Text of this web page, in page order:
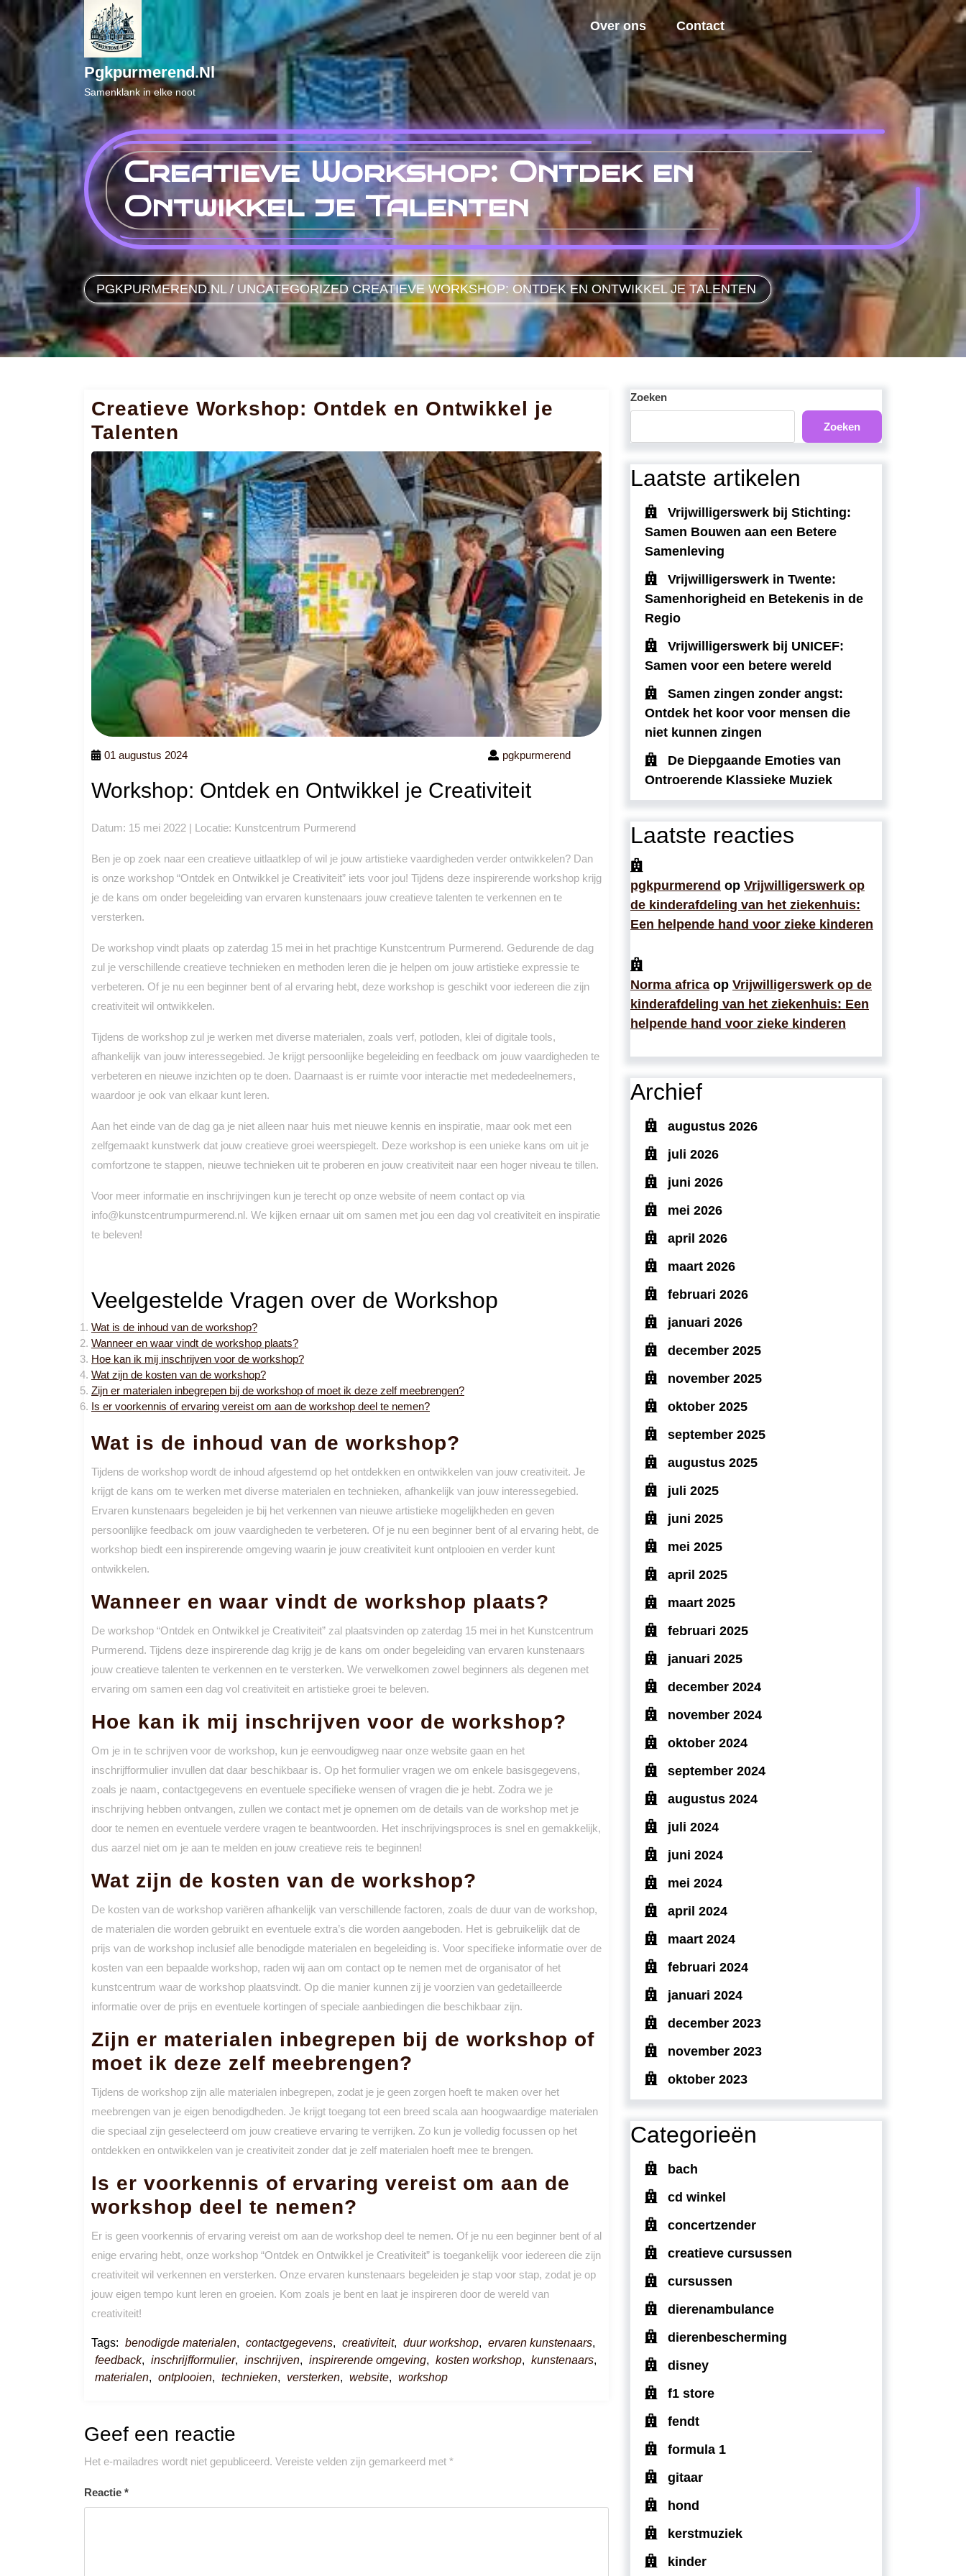
inhoud
Pgkpurmerend.nl
Samenklank in elke noot
Over ons Contact
Creatieve Workshop: Ontdek en
Ontwikkel je Talenten
PGKPURMEREND.NL / UNCATEGORIZEDCREATIEVE WORKSHOP: ONTDEK EN ONTWIKKEL JE TALENTEN
Creatieve Workshop: Ontdek en Ontwikkel je
Talenten
01 augustus 2024 pgkpurmerend
Workshop: Ontdek en Ontwikkel je Creativiteit
Datum: 15 mei 2022 | Locatie: Kunstcentrum Purmerend
Ben je op zoek naar een creatieve uitlaatklep of wil je jouw artistieke vaardigheden verder ontwikkelen? Dan
is onze workshop “Ontdek en Ontwikkel je Creativiteit” iets voor jou! Tijdens deze inspirerende workshop krijg
je de kans om onder begeleiding van ervaren kunstenaars jouw creatieve talenten te verkennen en te
versterken.
De workshop vindt plaats op zaterdag 15 mei in het prachtige Kunstcentrum Purmerend. Gedurende de dag
zul je verschillende creatieve technieken en methoden leren die je helpen om jouw artistieke expressie te
verbeteren. Of je nu een beginner bent of al ervaring hebt, deze workshop is geschikt voor iedereen die zijn
creativiteit wil ontwikkelen.
Tijdens de workshop zul je werken met diverse materialen, zoals verf, potloden, klei of digitale tools,
afhankelijk van jouw interessegebied. Je krijgt persoonlijke begeleiding en feedback om jouw vaardigheden te
verbeteren en nieuwe inzichten op te doen. Daarnaast is er ruimte voor interactie met mededeelnemers,
waardoor je ook van elkaar kunt leren.
Aan het einde van de dag ga je niet alleen naar huis met nieuwe kennis en inspiratie, maar ook met een
zelfgemaakt kunstwerk dat jouw creatieve groei weerspiegelt. Deze workshop is een unieke kans om uit je
comfortzone te stappen, nieuwe technieken uit te proberen en jouw creativiteit naar een hoger niveau te tillen.
Voor meer informatie en inschrijvingen kun je terecht op onze website of neem contact op via
info@kunstcentrumpurmerend.nl. We kijken ernaar uit om samen met jou een dag vol creativiteit en inspiratie
te beleven!
Veelgestelde Vragen over de Workshop
Wat is de inhoud van de workshop?
Wanneer en waar vindt de workshop plaats?
Hoe kan ik mij inschrijven voor de workshop?
Wat zijn de kosten van de workshop?
Zijn er materialen inbegrepen bij de workshop of moet ik deze zelf meebrengen?
Is er voorkennis of ervaring vereist om aan de workshop deel te nemen?
Wat is de inhoud van de workshop?
Tijdens de workshop wordt de inhoud afgestemd op het ontdekken en ontwikkelen van jouw creativiteit. Je
krijgt de kans om te werken met diverse materialen en technieken, afhankelijk van jouw interessegebied.
Ervaren kunstenaars begeleiden je bij het verkennen van nieuwe artistieke mogelijkheden en geven
persoonlijke feedback om jouw vaardigheden te verbeteren. Of je nu een beginner bent of al ervaring hebt, de
workshop biedt een inspirerende omgeving waarin je jouw creativiteit kunt ontplooien en verder kunt
ontwikkelen.
Wanneer en waar vindt de workshop plaats?
De workshop “Ontdek en Ontwikkel je Creativiteit” zal plaatsvinden op zaterdag 15 mei in het Kunstcentrum
Purmerend. Tijdens deze inspirerende dag krijg je de kans om onder begeleiding van ervaren kunstenaars
jouw creatieve talenten te verkennen en te versterken. We verwelkomen zowel beginners als degenen met
ervaring om samen een dag vol creativiteit en artistieke groei te beleven.
Hoe kan ik mij inschrijven voor de workshop?
Om je in te schrijven voor de workshop, kun je eenvoudigweg naar onze website gaan en het
inschrijfformulier invullen dat daar beschikbaar is. Op het formulier vragen we om enkele basisgegevens,
zoals je naam, contactgegevens en eventuele specifieke wensen of vragen die je hebt. Zodra we je
inschrijving hebben ontvangen, zullen we contact met je opnemen om de details van de workshop met je
door te nemen en eventuele verdere vragen te beantwoorden. Het inschrijvingsproces is snel en gemakkelijk,
dus aarzel niet om je aan te melden en jouw creatieve reis te beginnen!
Wat zijn de kosten van de workshop?
De kosten van de workshop variëren afhankelijk van verschillende factoren, zoals de duur van de workshop,
de materialen die worden gebruikt en eventuele extra’s die worden aangeboden. Het is gebruikelijk dat de
prijs van de workshop inclusief alle benodigde materialen en begeleiding is. Voor specifieke informatie over de
kosten van een bepaalde workshop, raden wij aan om contact op te nemen met de organisator of het
kunstcentrum waar de workshop plaatsvindt. Op die manier kunnen zij je voorzien van gedetailleerde
informatie over de prijs en eventuele kortingen of speciale aanbiedingen die beschikbaar zijn.
Zijn er materialen inbegrepen bij de workshop of
moet ik deze zelf meebrengen?
Tijdens de workshop zijn alle materialen inbegrepen, zodat je je geen zorgen hoeft te maken over het
meebrengen van je eigen benodigdheden. Je krijgt toegang tot een breed scala aan hoogwaardige materialen
die speciaal zijn geselecteerd om jouw creatieve ervaring te verrijken. Zo kun je volledig focussen op het
ontdekken en ontwikkelen van je creativiteit zonder dat je zelf materialen hoeft mee te brengen.
Is er voorkennis of ervaring vereist om aan de
workshop deel te nemen?
Er is geen voorkennis of ervaring vereist om aan de workshop deel te nemen. Of je nu een beginner bent of al
enige ervaring hebt, onze workshop “Ontdek en Ontwikkel je Creativiteit” is toegankelijk voor iedereen die zijn
creativiteit wil verkennen en versterken. Onze ervaren kunstenaars begeleiden je stap voor stap, zodat je op
jouw eigen tempo kunt leren en groeien. Kom zoals je bent en laat je inspireren door de wereld van
creativiteit!
Tags: benodigde materialen, contactgegevens, creativiteit, duur workshop, ervaren kunstenaars,
feedback, inschrijfformulier, inschrijven, inspirerende omgeving, kosten workshop, kunstenaars,
materialen, ontplooien, technieken, versterken, website, workshop
Geef een reactie
Het e-mailadres wordt niet gepubliceerd. Vereiste velden zijn gemarkeerd met *
Reactie *
Zoeken
Zoeken
Laatste artikelen
Vrijwilligerswerk bij Stichting:
Samen Bouwen aan een Betere
Samenleving
Vrijwilligerswerk in Twente:
Samenhorigheid en Betekenis in de
Regio
Vrijwilligerswerk bij UNICEF:
Samen voor een betere wereld
Samen zingen zonder angst:
Ontdek het koor voor mensen die
niet kunnen zingen
De Diepgaande Emoties van
Ontroerende Klassieke Muziek
Laatste reacties
pgkpurmerend op Vrijwilligerswerk op
de kinderafdeling van het ziekenhuis:
Een helpende hand voor zieke kinderen
Norma africa op Vrijwilligerswerk op de
kinderafdeling van het ziekenhuis: Een
helpende hand voor zieke kinderen
Archief
augustus 2026
juli 2026
juni 2026
mei 2026
april 2026
maart 2026
februari 2026
januari 2026
december 2025
november 2025
oktober 2025
september 2025
augustus 2025
juli 2025
juni 2025
mei 2025
april 2025
maart 2025
februari 2025
januari 2025
december 2024
november 2024
oktober 2024
september 2024
augustus 2024
juli 2024
juni 2024
mei 2024
april 2024
maart 2024
februari 2024
januari 2024
december 2023
november 2023
oktober 2023
Categorieën
bach
cd winkel
concertzender
creatieve cursussen
cursussen
dierenambulance
dierenbescherming
disney
f1 store
fendt
formula 1
gitaar
hond
kerstmuziek
kinder